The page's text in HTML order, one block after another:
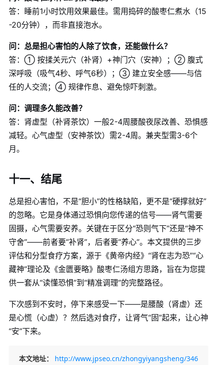
答：睡前1小时饮用效果最佳。需用捣碎的酸枣仁煮水（15
-20分钟），而非直接泡水。
问：总是担心害怕的人除了饮食，还能做什么？
答：① 按揉关元穴（补肾）+神门穴（安神）；② 腹式
深呼吸（吸气4秒、呼气6秒）；③ 建立安全感——与信
任的人交流；④ 规律作息、避免惊吓刺激。
问：调理多久能改善？
答：肾虚型（补肾茶饮）一般2-4周腰酸夜尿改善、恐惧感
减轻。心气虚型（安神茶饮）需2-4周。兼夹型需3-6个
月。
十一、结尾
总是担心害怕，不是“胆小”的性格缺陷，更不是“硬撑就好”
的忽略。它是身体通过恐惧向您传递的信号——肾气需要
固摄，心气需要安养。关键在于区分“恐则气下”还是“神不
守舍”——前者要“补肾”，后者要“养心”。本文提供的三步
评估和分型食疗方案，源于《黄帝内经》“肾在志为恐”“心
藏神”理论及《金匮要略》酸枣仁汤组方思路，旨在为您提
供一套从“读懂恐惧”到“精准调理”的完整路径。
下次感到不安时，停下来感受一下——是腰酸（肾虚）还
是心慌（心虚）？然后选对食疗，让肾气“固”起来，让心神
“安”下来。
本文地址：
http://www.jpseo.cn/zhongyiyangsheng/346